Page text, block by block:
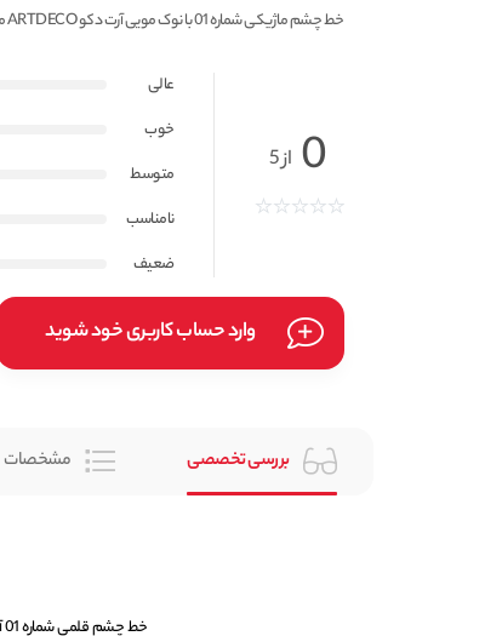
خط چشم ماژیکی شماره 01 با نوک مویی آرت دکو ARTDECO مدل high precision liquid liner حجم 0.55 میل
0 از 5
عالی
خوب
متوسط
نامناسب
ضعیف
وارد حساب کاربری خود شوید
بررسی تخصصی مشخصات